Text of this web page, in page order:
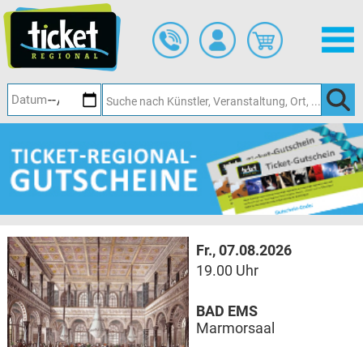
Hauptinhalt
springen
Fr., 07.08.2026
19.00 Uhr
BAD EMS
Marmorsaal